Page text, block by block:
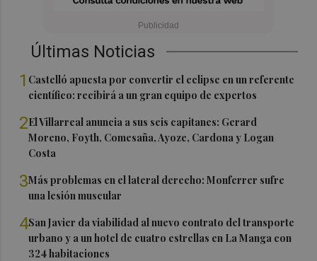
Últimas Noticias
1 Castelló apuesta por convertir el eclipse en un referente
científico: recibirá a un gran equipo de expertos
2El Villarreal anuncia a sus seis capitanes: Gerard
Moreno, Foyth, Comesaña, Ayoze, Cardona y Logan
Costa
3Más problemas en el lateral derecho: Monferrer sufre
una lesión muscular
4San Javier da viabilidad al nuevo contrato del transporte
urbano y a un hotel de cuatro estrellas en La Manga con
324 habitaciones